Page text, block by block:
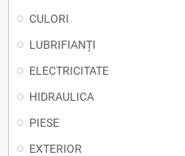
CULORI
LUBRIFIANȚI
ELECTRICITATE
HIDRAULICA
PIESE
EXTERIOR